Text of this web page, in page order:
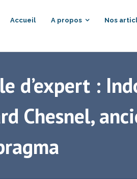
Accueil A propos Nos
d’expert :
Chesnel,